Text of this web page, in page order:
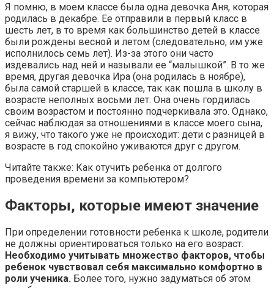
Я помню, в моем классе была одна девочка Аня, которая
родилась в декабре. Ее отправили в первый класс в
шесть лет, в то время как большинство детей в классе
были рождены весной и летом (следовательно, им уже
исполнилось семь лет). Из-за этого они часто
издевались над ней и называли ее “малышкой”. В то же
время, другая девочка Ира (она родилась в ноябре),
была самой старшей в классе, так как пошла в школу в
возрасте неполных восьми лет. Она очень гордилась
своим возрастом и постоянно подчеркивала это. Однако,
сейчас наблюдая за отношениями в классе моего сына,
я вижу, что такого уже не происходит: дети с разницей в
возрасте в год спокойно уживаются друг с другом.
Читайте также: Как отучить ребенка от долгого
проведения времени за компьютером?
Факторы, которые имеют значение
При определении готовности ребенка к школе, родители
не должны ориентироваться только на его возраст.
Необходимо учитывать множество факторов, чтобы
ребенок чувствовал себя максимально комфортно в
роли ученика. Более того, нужно задуматься об этом